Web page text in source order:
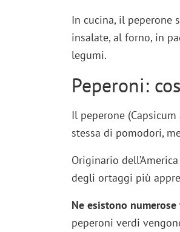
In cucina, il peperone
insalate, al forno, in
legumi.
Peperoni:
Il peperone
stessa di pomodori,
Originario
degli ortaggi più
Ne esistono numerose
peperoni verdi